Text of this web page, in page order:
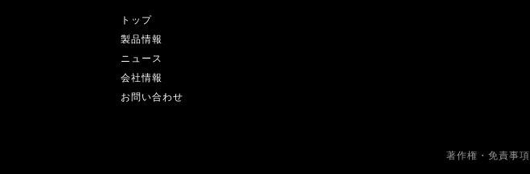
トップ
製品情報
ニュース
会社情報
お問い合わせ
著作権・免責事項